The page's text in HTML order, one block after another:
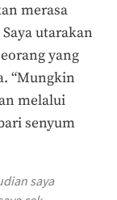
merasa
utarakan
yang
“Mungkin
melalui
senyum
saya